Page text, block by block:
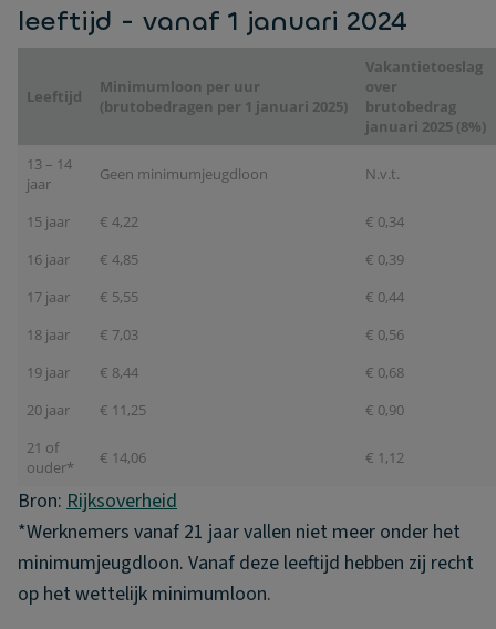
leeftijd - vanaf 1 januari 2024
Leeftijd
Minimumloon per uur
(brutobedragen per 1 januari 2025)
Vakantietoeslag
over
brutobedrag
januari 2025 (8%)
13 – 14
jaar
Geen minimumjeugdloon N.v.t.
15 jaar € 4,22
€ 0,34
16 jaar
€ 4,85
€ 0,39
17 jaar
€ 5,55
€ 0,44
18 jaar
€ 7,03
€ 0,56
19 jaar
€ 8,44
€ 0,68
20 jaar
€ 11,25
€ 0,90
21 of
ouder*
€ 14,06 € 1,12
Bron: Rijksoverheid
*Werknemers vanaf 21 jaar vallen niet meer onder het
minimumjeugdloon. Vanaf deze leeftijd hebben zij recht
op het wettelijk minimumloon.